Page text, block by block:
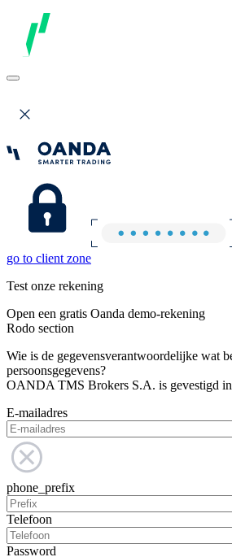
go to client zone
Test onze rekening
Open een gratis Oanda demo-rekening
Rodo section
Wie is de gegevensverantwoordelijke wat
persoonsgegevens?
OANDA TMS Brokers S.A. is gevestigd in
E-mailadres
phone_prefix
Telefoon
Password